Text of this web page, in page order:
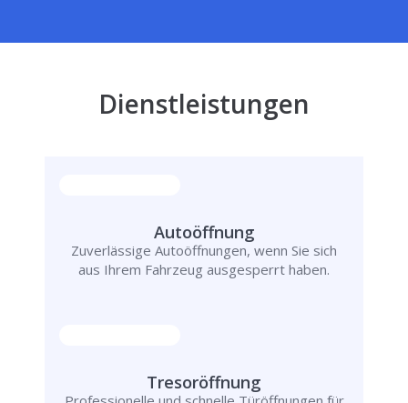
Dienstleistungen
Autoöffnung
Zuverlässige Autoöffnungen, wenn Sie sich
aus Ihrem Fahrzeug ausgesperrt haben.
Tresoröffnung